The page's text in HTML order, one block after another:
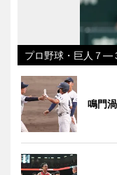
プロ野球・巨人７―
鳴門